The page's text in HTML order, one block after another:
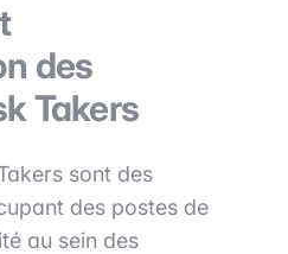
des
Takers
sont des
des postes de
au sein des